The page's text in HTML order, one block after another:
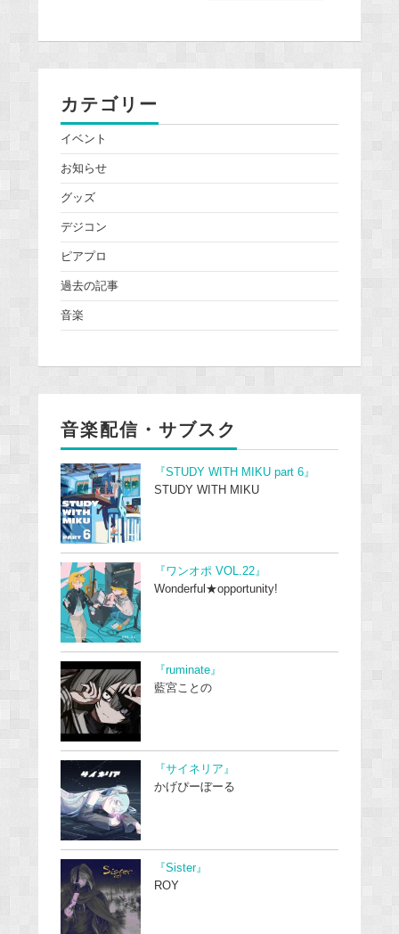
カテゴリー
イベント
お知らせ
グッズ
デジコン
ピアプロ
過去の記事
音楽
音楽配信・サブスク
『STUDY WITH MIKU part 6』
STUDY WITH MIKU
『ワンオポ VOL.22』
Wonderful★opportunity!
『ruminate』
藍宮ことの
『サイネリア』
かげぴーぼーる
『Sister』
ROY